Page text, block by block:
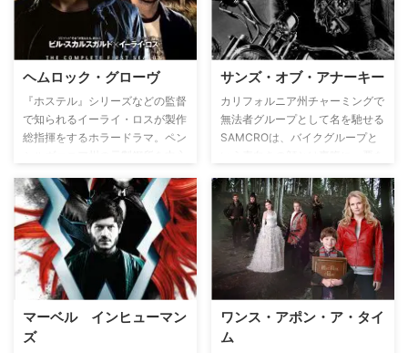
ないチャプリンと副長のサムは発
射寸前で中断し、司令本部に確認
を求めるが、命令に背いたとして
チャプリンは艦長の職を解かれて
しまう。すると突然、味方の潜水
艦イリノイからミサイルを打ち込
まれ、船は損傷し、何名かの犠牲
者が出る。チャプリンは決死の反
上陸する。
ってしまったのかもしれない。医
師たちはすべてを忘れてしまう治
療法でアリスを治そうとする。ア
リス自身もすべてを忘れ去ってし
まいたいと思っていた。特に彼女
が恋に落ちた精霊サイラスとの思
い出を。
ヘムロック・グローヴ
『ホステル』シリーズなどの監督
で知られるイーライ・ロスが製作
総指揮をするホラードラマ。ペン
ヴが舞台。17歳の少女が殺された
事件をきっかけに、今は荒廃した
町に暮らすエキセントリックな住
人たちの素顔を描く。
サンズ・オブ・アナーキー
カリフォルニア州チャーミングで
無法者グループとして名を馳せる
SAMCROは、バイクグループと
ても街では知られていた。そんな
ある日、彼らの武器庫が何者かに
より爆破される事件が発生し、彼
らの人生が大きく様変わりしてい
く…。暴力が支配するこの街で、
アナーキーな奴らの戦いの幕が上
がる。
マーベル インヒューマン
ズ
ワンス・アポン・ア・タイ
ム